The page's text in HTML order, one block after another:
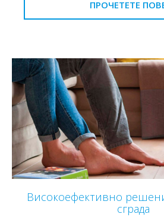
ПРОЧЕТЕТЕ
Високоефективно
сграда